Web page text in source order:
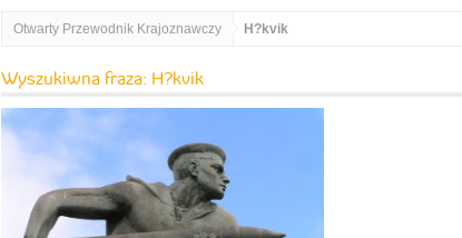
Otwarty Przewodnik Krajoznawczy H?kvik
Wyszukiwna fraza: H?kvik